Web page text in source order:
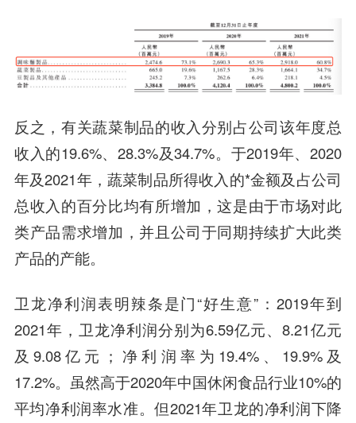
反之，有关蔬菜制品的收入分别占公司该年度总
收入的19.6%、28.3%及34.7%。于2019年、2020
年及2021年，蔬菜制品所得收入的*金额及占公司
总收入的百分比均有所增加，这是由于市场对此
类产品需求增加，并且公司于同期持续扩大此类
产品的产能。
卫龙净利润表明辣条是门“好生意”：2019年到
2021年，卫龙净利润分别为6.59亿元、8.21亿元
及9.08亿元；净利润率为19.4%、19.9%及
17.2%。虽然高于2020年中国休闲食品行业10%的
平均净利润率水准。但2021年卫龙的净利润下降